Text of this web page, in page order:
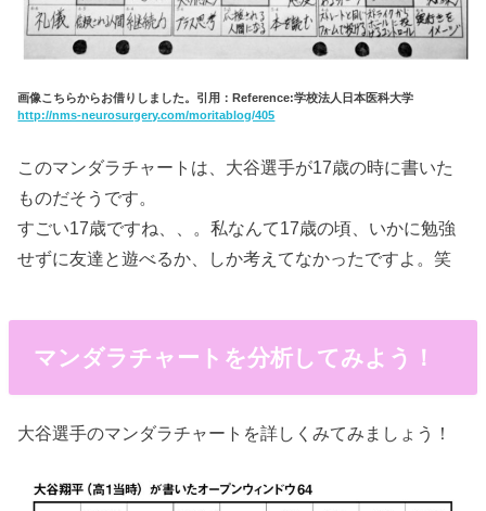
画像こちらからお借りしました。引用：Reference:学校法人日本医科大学
http://nms-neurosurgery.com/moritablog/405
このマンダラチャートは、大谷選手が17歳の時に書いた
ものだそうです。
すごい17歳ですね、、。私なんて17歳の頃、いかに勉強
せずに友達と遊べるか、しか考えてなかったですよ。笑
マンダラチャートを分析してみよう！
大谷選手のマンダラチャートを詳しくみてみましょう！